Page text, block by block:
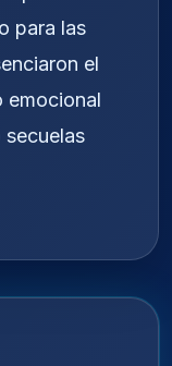
para las
el
emocional